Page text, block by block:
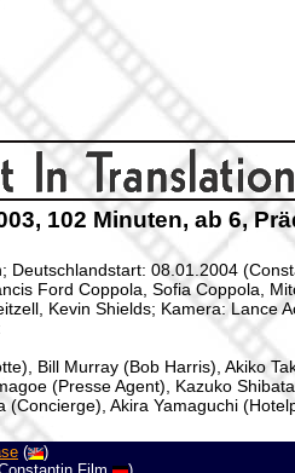
102 Minuten, ab 6,
Deutschlandstart: 08.01.2004
Ford Coppola, Sofia Coppola,
Kevin Shields; Kamera: Lance
Bill Murray (Bob Harris), Akiko
(Presse Agent), Kazuko
(Concierge), Akira Yamaguchi
(
)